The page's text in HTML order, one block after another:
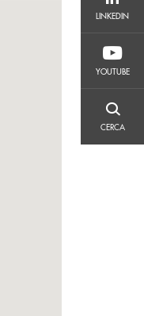
LINKEDIN
LINKEDIN
YOUTUBE
CERCA